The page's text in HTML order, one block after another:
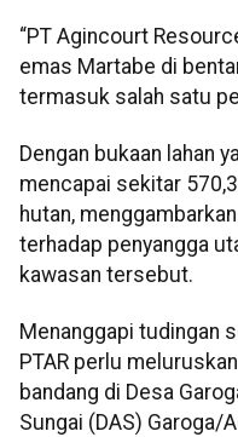
“PT Agincourt
emas Martabe di
termasuk salah satu
Dengan bukaan lahan
mencapai sekitar
hutan,
terhadap penyangga
kawasan tersebut.
Menanggapi tudingan
PTAR perlu
bandang di Desa
Sungai (DAS) Garoga/